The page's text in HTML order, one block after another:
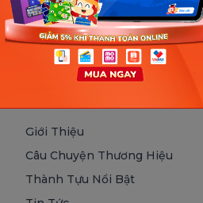
Giới Thiệu
Câu Chuyện Thương Hiệu
Thành Tựu Nổi Bật